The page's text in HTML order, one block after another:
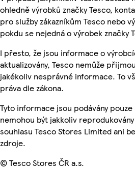
ohledně výrobků značky Tesco,
pro služby zákazníkům Tesco nebo
pokdu se nejedná o výrobek značky
I přesto, že jsou informace o
aktualizovány, Tesco nemůže
jakékoliv nesprávné informace. To
práva dle zákona.
Tyto informace jsou podávány
nemohou být jakkoliv
souhlasu Tesco Stores Limited ani
zdroje.
© Tesco Stores ČR a.s.